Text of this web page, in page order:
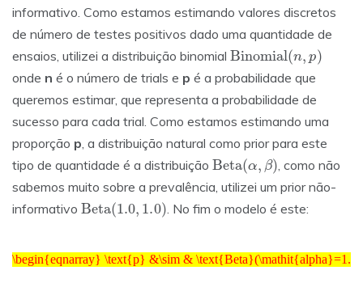
informativo. Como estamos estimando valores discretos
de número de testes positivos dado uma quantidade de
ensaios, utilizei a distribuição binomial Binomial( )
onde n é o número de trials e p é a probabilidade que
queremos estimar, que representa a probabilidade de
sucesso para cada trial. Como estamos estimando uma
proporção p, a distribuição natural como prior para este
tipo de quantidade é a distribuição Beta ( ) , como não
sabemos muito sobre a prevalência, utilizei um prior não-
informativo Beta (1.0 1.0). No fim o modelo é este:
\begin{eqnarray} \text{p} &\sim &
\begin{eqnarray} \text{p} &\sim & \text{Beta}(\mathit{alpha}=1.0,~\mathit{beta}=1.0)\\\text{y_obs} &\sim & \text{Binomial}(\mathit{n}=4189,~\mathit{p}=\text{p}) \end{eqnarray}